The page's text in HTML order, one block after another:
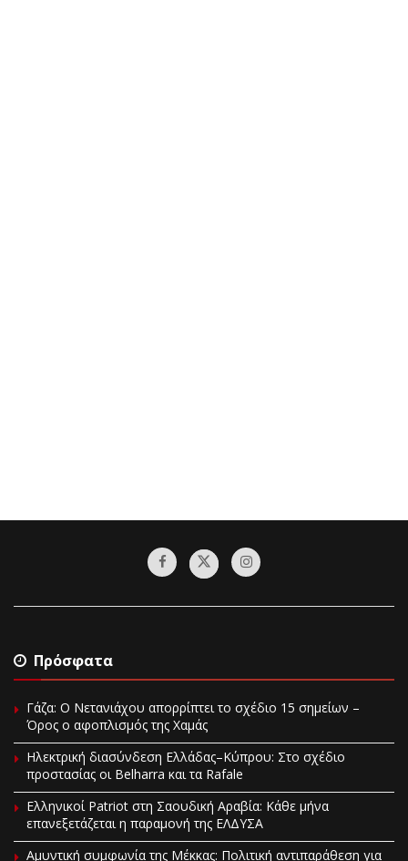
Πρόσφατα
Γάζα: Ο Νετανιάχου απορρίπτει το σχέδιο 15 σημείων –
Όρος ο αφοπλισμός της Χαμάς
Ηλεκτρική διασύνδεση Ελλάδας–Κύπρου: Στο σχέδιο
προστασίας οι Belharra και τα Rafale
Ελληνικοί Patriot στη Σαουδική Αραβία: Κάθε μήνα
επανεξετάζεται η παραμονή της ΕΛΔΥΣΑ
Αμυντική συμφωνία της Μέκκας: Πολιτική αντιπαράθεση για